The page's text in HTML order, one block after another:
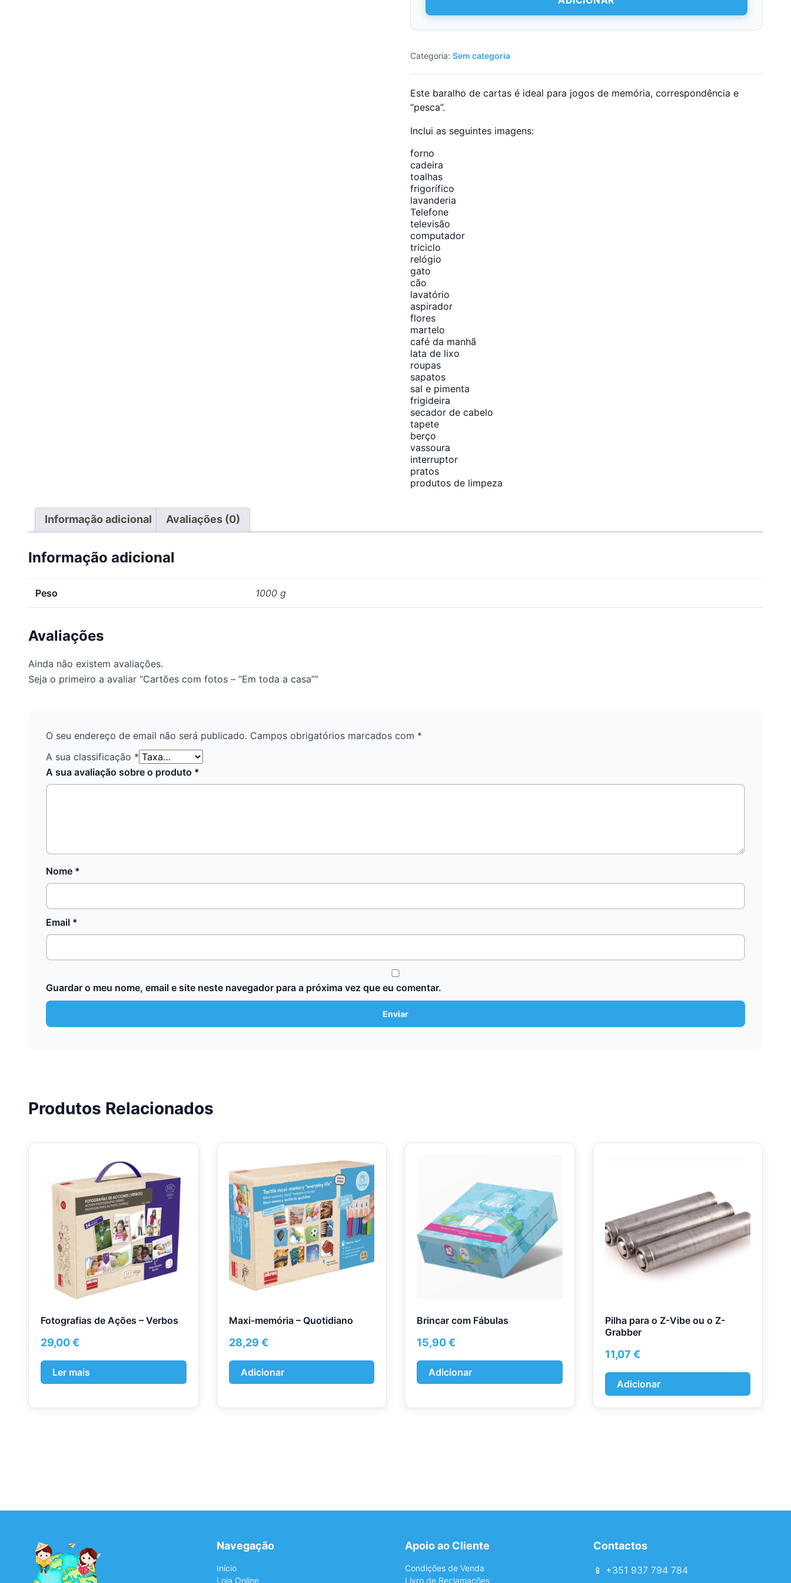
fotos
a
casa"
Categoria: Sem categoria
Este baralho de cartas é ideal para jogos de memória, correspondência e
“pesca”.
Inclui as seguintes imagens:
forno
cadeira
toalhas
frigorífico
lavanderia
Telefone
televisão
computador
triciclo
relógio
gato
cão
lavatório
aspirador
flores
martelo
café da manhã
lata de lixo
roupas
sapatos
sal e pimenta
frigideira
secador de cabelo
tapete
berço
vassoura
interruptor
pratos
produtos de limpeza
Informação adicional Avaliações (0)
Informação adicional
Peso 1000 g
Avaliações
Ainda não existem avaliações.
Seja o primeiro a avaliar “Cartões com fotos – “Em toda a casa””
O seu endereço de email não será publicado. Campos obrigatórios marcados com *
A sua classificação *
A sua avaliação sobre o produto *
Nome *
Email *
Guardar o meu nome, email e site neste navegador para a próxima vez que eu comentar.
Produtos Relacionados
Fotografias de Ações – Verbos
29,00€
Ler mais
Maxi-memória – Quotidiano
28,29 €
Adicionar
Brincar com Fábulas
15,90€
Adicionar
Pilha para o Z-Vibe ou o Z-
Grabber
11,07 €
Adicionar
Navegação
Início
Loja Online
Apoio ao Cliente
Condições de Venda
Livro de Reclamações
Contactos
📱 +351 937 794 784